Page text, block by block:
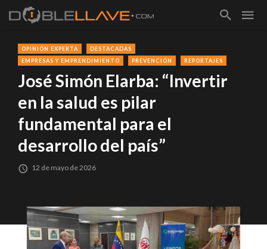
OPINIÓN EXPERTA
DESTACADAS
EMPRESAS Y EMPRENDIMIENTO
PREVENCIÓN REPORTAJES
José Simón Elarba: “Invertir
en la salud es pilar
fundamental para el
desarrollo del país”
12 de mayo de 2026